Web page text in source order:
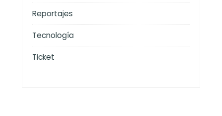
Reportajes
Tecnología
Ticket